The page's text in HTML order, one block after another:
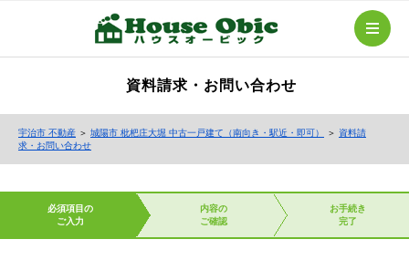
資料請求・お問い合わせ
宇治市 不動産 ＞ 城陽市 枇杷庄大堀 中古一戸建て（南向き・駅近・即可） ＞ 資料請
求・お問い合わせ
必須項目の
ご入力
内容の
ご確認
お手続き
完了